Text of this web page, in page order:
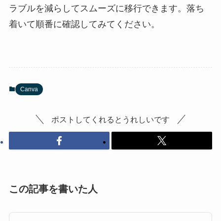
ラブルを減らしてスムーズに移行できます。落ち
着いて順番に確認してみてください。
Canva
ポストしてくれるとうれしいです
この記事を書いた人